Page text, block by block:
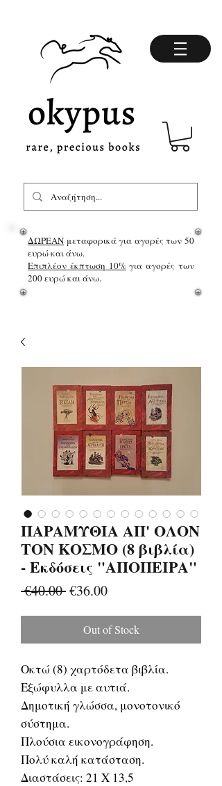
ΔΩΡΕΑΝ μεταφορικά για αγορές των 50
ευρώ και άνω.
Επιπλέον έκπτωση 10%για αγορές των
200 ευρώ και άνω.
ΠΑΡΑΜΥΘΙΑ ΑΠ' ΟΛΟΝ
ΤΟΝ ΚΟΣΜΟ (8 βιβλία)
- Εκδόσεις "ΑΠΟΠΕΙΡΑ"
€40.00 Regular
€36.00Sale
Out of Stock
Οκτώ (8) χαρτόδετα βιβλία.
Εξώφυλλα με αυτιά.
Δημοτική γλώσσα, μονοτονικό
σύστημα.
Πλούσια εικονογράφηση.
Πολύ καλή κατάσταση.
Διαστάσεις: 21 Χ 13,5